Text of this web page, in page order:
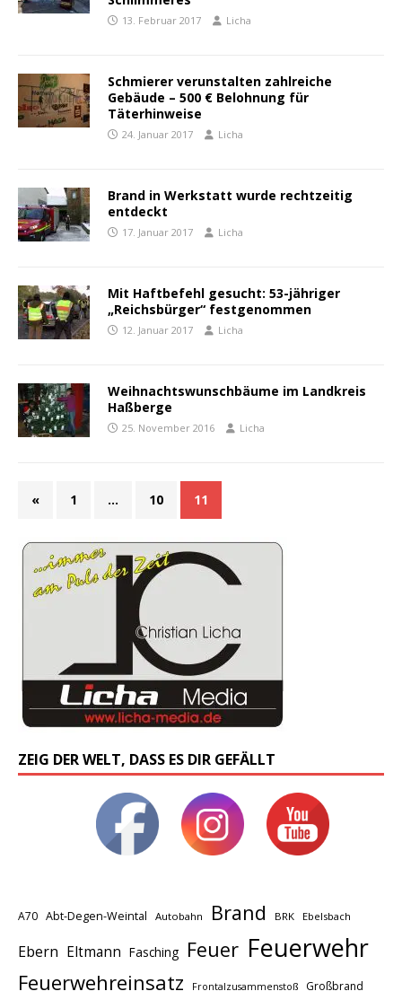
13. Februar 2017 Licha
Schmierer verunstalten zahlreiche
Gebäude – 500 € Belohnung für
Täterhinweise
24. Januar 2017 Licha
Brand in Werkstatt wurde rechtzeitig
entdeckt
17. Januar 2017 Licha
Mit Haftbefehl gesucht: 53-jähriger
„Reichsbürger“ festgenommen
12. Januar 2017 Licha
Weihnachtswunschbäume im Landkreis
Haßberge
25. November 2016 Licha
« 1 … 10 11
ZEIG DER WELT, DASS ES DIR GEFÄLLT
A70 Abt-Degen-Weintal Autobahn Brand BRK Ebelsbach
Ebern Eltmann Fasching Feuer Feuerwehr
Feuerwehreinsatz Frontalzusammenstoß Großbrand